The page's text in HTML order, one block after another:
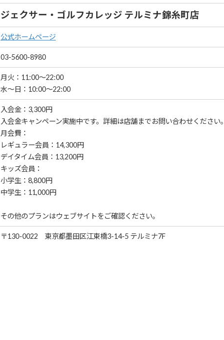
ジェクサー・ゴルフカレッジ テルミナ錦糸町店
公式ホームページ
03-5600-8980
月火：11:00～22:00
水～日：10:00～22:00
入会金：3,300円
⼊会⾦キャンペーン実施中です。詳細は店舗までお問い合わせください。
月会費：
レギュラー会員：14,300円
デイタイム会員：13,200円
キッズ会員：
小学生：8,800円
中学生：11,000円
その他のプランはウェブサイトをご確認ください。
〒130-0022 東京都墨田区江東橋3-14-5 テルミナ7F